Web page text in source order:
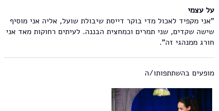
על עצמי
"אני מקפיד לאכול מדי בוקר דייסת שיבולת שועל, אליה אני מוסיף
שישה שקדים, שני תמרים וכמחצית הבננה. לעיתים רחוקות מאד אני
חורג ממנהגי זה".
מופעים בהשתתפותו/ה